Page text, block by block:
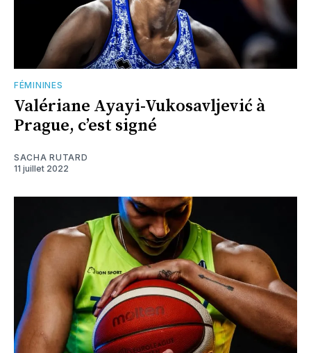
FÉMININES
Valériane Ayayi-Vukosavljević à
Prague, c’est signé
SACHA RUTARD
11 juillet 2022